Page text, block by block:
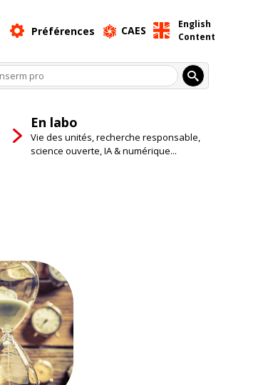
En labo
Vie des unités, recherche responsable,
science ouverte, IA & numérique...
Préférences CAES
English
Content